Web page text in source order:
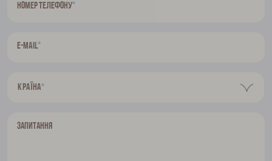
Номер телефону*
E-mail*
Країна*
Запитання